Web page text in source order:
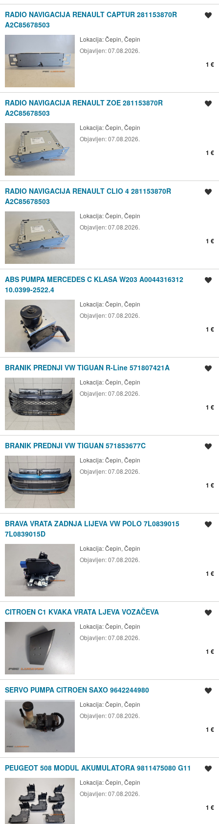
RADIO NAVIGACIJA RENAULT CAPTUR 281153870R
A2C85678503
Lokacija:Čepin, Čepin
Objavljen:07.08.2026.
1 €
RADIO NAVIGACIJA RENAULT ZOE 281153870R
A2C85678503
Lokacija:Čepin, Čepin
Objavljen:07.08.2026.
1 €
RADIO NAVIGACIJA RENAULT CLIO 4 281153870R
A2C85678503
Lokacija:Čepin, Čepin
Objavljen:07.08.2026.
1 €
ABS PUMPA MERCEDES C KLASA W203 A0044316312
10.0399-2522.4
Lokacija:Čepin, Čepin
Objavljen:07.08.2026.
1 €
BRANIK PREDNJI VW TIGUAN R-Line 571807421A
Lokacija:Čepin, Čepin
Objavljen:07.08.2026.
1 €
BRANIK PREDNJI VW TIGUAN 571853677C
Lokacija:Čepin, Čepin
Objavljen:07.08.2026.
1 €
BRAVA VRATA ZADNJA LIJEVA VW POLO 7L0839015
7L0839015D
Lokacija:Čepin, Čepin
Objavljen:07.08.2026.
1 €
CITROEN C1 KVAKA VRATA LJEVA VOZAČEVA
Lokacija:Čepin, Čepin
Objavljen:07.08.2026.
1 €
SERVO PUMPA CITROEN SAXO 9642244980
Lokacija:Čepin, Čepin
Objavljen:07.08.2026.
1 €
PEUGEOT 508 MODUL AKUMULATORA 9811475080 G11
Lokacija:Čepin, Čepin
Objavljen:07.08.2026.
1 €